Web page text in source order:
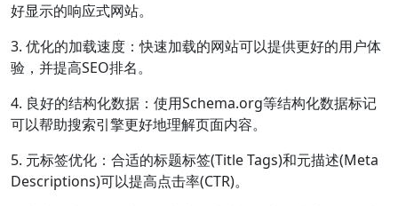
好显示的响应式网站。
3. 优化的加载速度：快速加载的网站可以提供更好的用户体
验，并提高SEO排名。
4. 良好的结构化数据：使用Schema.org等结构化数据标记
可以帮助搜索引擎更好地理解页面内容。
5. 元标签优化：合适的标题标签(Title Tags)和元描述(Meta
Descriptions)可以提高点击率(CTR)。